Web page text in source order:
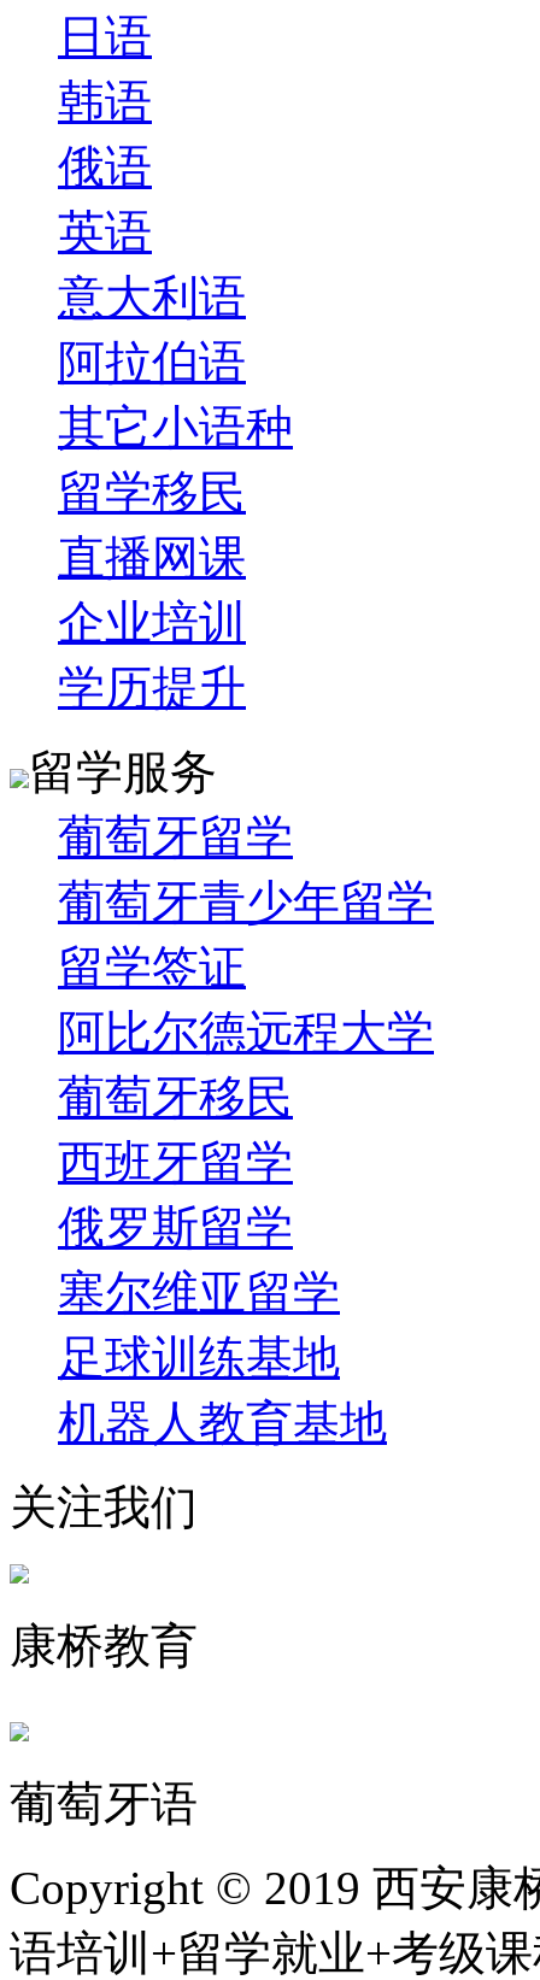
日语
韩语
俄语
英语
意大利语
阿拉伯语
其它小语种
留学移民
直播网课
企业培训
学历提升
留学服务
葡萄牙留学
葡萄牙青少年留学
留学签证
阿比尔德远程大学
葡萄牙移民
西班牙留学
俄罗斯留学
塞尔维亚留学
足球训练基地
机器人教育基地
关注我们
康桥教育
葡萄牙语
Copyright © 2019 西安
语培训+留学就业+考级